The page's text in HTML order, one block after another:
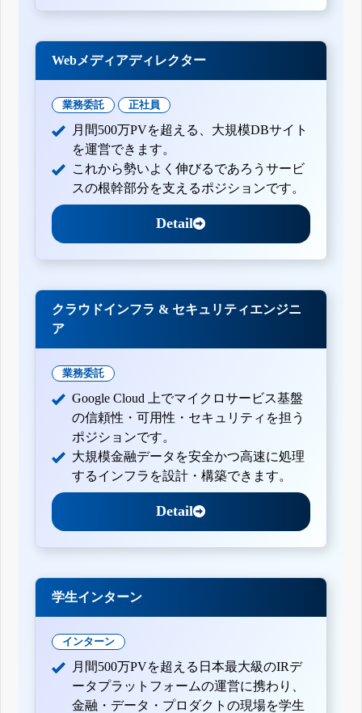
Webメディアディレクター
業務委託 正社員
月間500万PVを超える、大規模DBサイト
を運営できます。
これから勢いよく伸びるであろうサービ
スの根幹部分を支えるポジションです。
Detail
クラウドインフラ & セキュリティエンジニ
ア
業務委託
Google Cloud 上でマイクロサービス基盤
の信頼性・可用性・セキュリティを担う
ポジションです。
大規模金融データを安全かつ高速に処理
するインフラを設計・構築できます。
Detail
学生インターン
インターン
月間500万PVを超える日本最大級のIRデ
ータプラットフォームの運営に携わり、
金融・データ・プロダクトの現場を学生